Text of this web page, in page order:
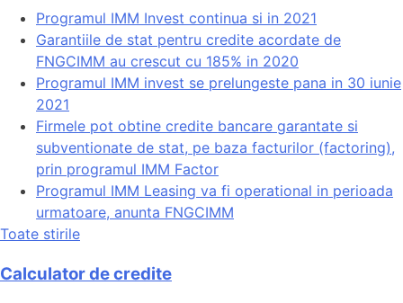
Programul IMM Invest continua si in 2021
Garantiile de stat pentru credite acordate de
FNGCIMM au crescut cu 185% in 2020
Programul IMM invest se prelungeste pana in 30 iunie
2021
Firmele pot obtine credite bancare garantate si
subventionate de stat, pe baza facturilor (factoring),
prin programul IMM Factor
Programul IMM Leasing va fi operational in perioada
urmatoare, anunta FNGCIMM
Toate stirile
Calculator de credite